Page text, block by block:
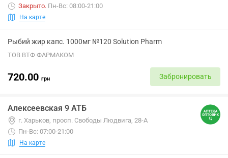
Закрыто. Пн-Вс: 08:00-21:00
На карте
Рыбий жир капс. 1000мг №120 Solution Pharm
ТОВ ВТФ ФАРМАКОМ
720.00 грн Забронировать
Алексеевская 9 АТБ
г. Харьков, просп. Свободы Людвига, 28-А
Пн-Вс: 07:00-21:00
На карте